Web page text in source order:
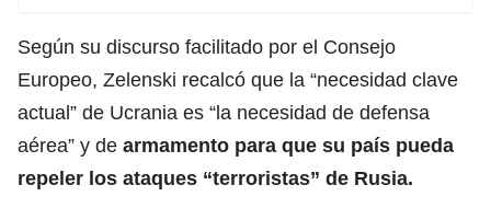
Según su discurso facilitado por el Consejo
Europeo, Zelenski recalcó que la “necesidad clave
actual” de Ucrania es “la necesidad de defensa
aérea” y de armamento para que su país pueda
repeler los ataques “terroristas” de Rusia.